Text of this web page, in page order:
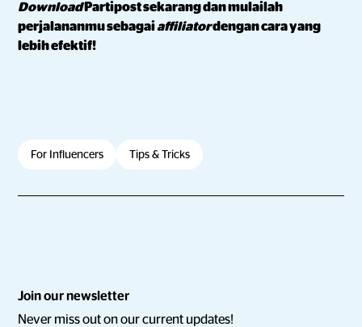
Download Partipost sekarang dan mulailah
perjalananmu sebagaiaffiliatordengan cara yang
lebih efektif!
For Influencers Tips & Tricks
Join our newsletter
Never miss out on our current updates!